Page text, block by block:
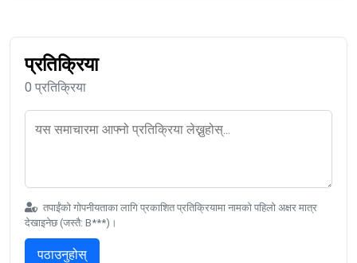
प्रतिक्रिया
0 प्रतिक्रिया
तपाईंको गोपनीयताका लागि प्रकाशित प्रतिक्रियामा नामको पहिलो अक्षर मात्र
देखाइनेछ (जस्तै: B***)।
पठाउनुहोस्